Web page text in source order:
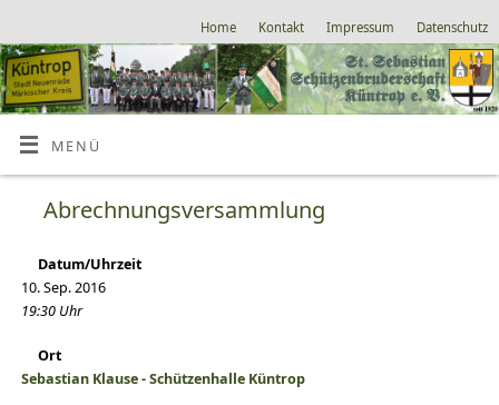
Home Kontakt Impressum Datenschutz
MENÜ
Abrechnungsversammlung
Datum/Uhrzeit
10. Sep. 2016
19:30 Uhr
Ort
Sebastian Klause - Schützenhalle Küntrop